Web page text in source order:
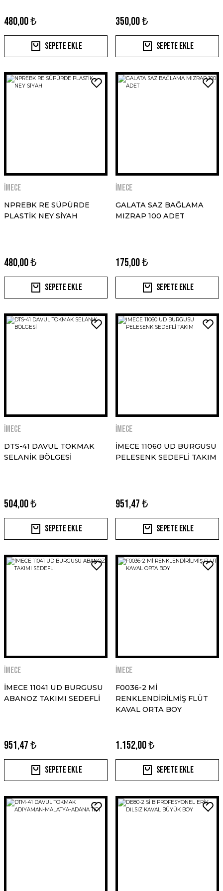
480,00 ₺
Sepete Ekle
350,00 ₺
Sepete Ekle
İMECE
NPREBK RE SÜPÜRDE
PLASTİK NEY SİYAH
480,00 ₺
Sepete Ekle
İMECE
GALATA SAZ BAĞLAMA
MIZRAP 100 ADET
175,00 ₺
Sepete Ekle
İMECE
DTS-41 DAVUL TOKMAK
SELANİK BÖLGESİ
504,00 ₺
Sepete Ekle
İMECE
İMECE 11060 UD BURGUSU
PELESENK SEDEFLİ TAKIM
951,47 ₺
Sepete Ekle
İMECE
İMECE 11041 UD BURGUSU
ABANOZ TAKIMI SEDEFLİ
951,47 ₺
Sepete Ekle
İMECE
F0036-2 Mİ
RENKLENDİRİLMİŞ FLÜT
KAVAL ORTA BOY
1.152,00 ₺
Sepete Ekle